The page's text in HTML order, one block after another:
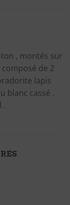
, montés sur
de 2
lapis
blanc cassé .
.